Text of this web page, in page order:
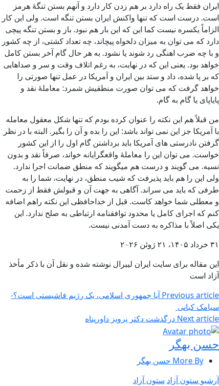
ایران فقط یک راه دارد بر هم زدن کار دارد و آنهم بستن تنگۀ هرمز
است. درست است که تنها واکنش ایران بستن تنگه است. ولی این کار
الزاماً یکسره نیست کما این که این بار هم نبود. باز و بستن تنگه پیچی
دارد که می توان به میزان دلخواه پیچاند، چه تعداد کشتی، از چه کشور
و با چه ضرب اهنگی رد شوند یا نشود. به هر حال گام آخر بستن کامل
خواهد بود. یعنی این که در نهایت، به رغم اتلاف وقت و سر و صداهایی
که بر پا شده، داد و ستد بین ایران و آمریکا در عمل تنها صورتی را
خواهد گرفت که می توان صورت منطقیش شمرد: معاملۀ نقد و
پایاپای یا گام به گام.
من قبلاً هم این نکته را عنوان کرده بودم که تنها شکل معقول معامله
با آمریکا جز این نمی تواند باشد: این را بده و آن را بگیر. البته با در نظر
گرفتن نادرستی های آمریکا باید برداشتن گام اول را از این کشور
خواست. می توان این را معاملۀ واقعگرایانه خواند، صرفاً نقد و بدون
نسیه. می گویند و درست هم میگویند که منطق ضمانت اجرا ندارد.
ولی این را هم باید پذیرفت که شیب منطق، در نهایت، شما را به
طرفی که باید می سراند. آگاهی به جهت آن و قبولش فقط از زحمت
و معطلی شما خواهد کاست. قبل از خداحافظی این نکته راهم اضافه
کنم که اجرای کامل یا محدود توافقنامه ارتباطی به صلح ندارد. این
یکی اصلاً با مذاکره به دست آمدنی نیست.
۳۱ خرداد ۱۴۰۵، ۲۱ ژوئن ۲۰۲۶
این مقاله برای سایت ایران لیبرال نوشته شده و نقل آن با ذکر مأخذ
آزاد است
Previous article آیا جمهوری اسلامی، یک رژیم فاشیستی است؟-
سیامک کیانی
Next article درگذشت دکتر پرویز داورپناه
حسن بهگر
More By حسن بهگر
آرشیو ستون آزاد ستون آزاد